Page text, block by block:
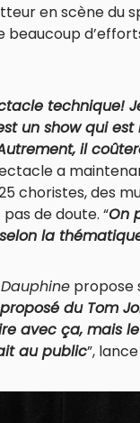
en scène du
technique!
un show qui
il
a
choristes, des
de doute. “On
la
propose
du Tom
avec ça, mais
au public”,